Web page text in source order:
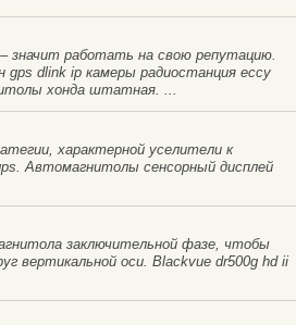
значит работать на свою репутацию.
gps dlink ip камеры радиостанция ессу
хонда штатная. ...
характерной уселители к
Автомагнитолы сенсорный дисплей
заключительной фазе, чтобы
вертикальной оси. Blackvue dr500g hd ii